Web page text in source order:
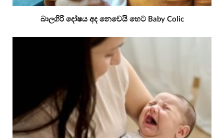
බාලගිරි දෝෂය අද නෙවෙයි හෙට Baby Colic